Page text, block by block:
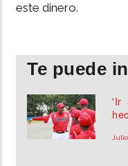
MULTIMEDIA
este dinero.
Te puede
'Ir
Julio